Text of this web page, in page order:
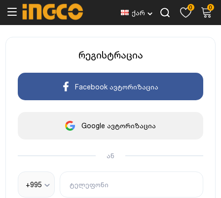
ქარ
0 0
რეგისტრაცია
Facebook ავტორიზაცია
Google ავტორიზაცია
ან
+995 ტელეფონი